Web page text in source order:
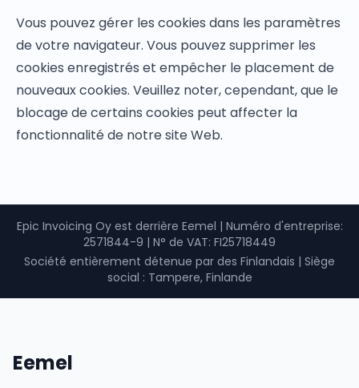
Vous pouvez gérer les cookies dans les paramètres
de votre navigateur. Vous pouvez supprimer les
cookies enregistrés et empêcher le placement de
nouveaux cookies. Veuillez noter, cependant, que le
blocage de certains cookies peut affecter la
fonctionnalité de notre site Web.
Epic Invoicing Oy est derrière Eemel | Numéro d'entreprise:
2571844-9 | N° de VAT: FI25718449
Société entièrement détenue par des Finlandais | Siège
social : Tampere, Finlande
Eemel